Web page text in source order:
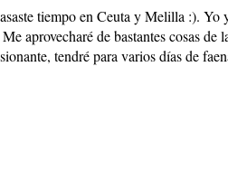
tiempo en Ceuta y Melilla :).
aprovecharé de bastantes cosas de
tendré para varios días de